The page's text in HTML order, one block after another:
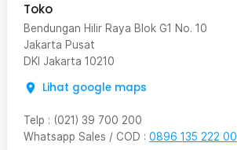
Toko
Bendungan Hilir Raya Blok G1 No. 10
Jakarta Pusat
DKI Jakarta 10210
Lihat google maps
Telp : (021) 39 700 200
Whatsapp Sales / COD : 0896 135 222 00